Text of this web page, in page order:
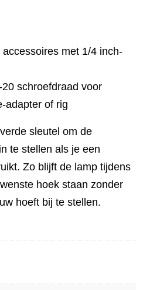
met 1/4 inch-
schroefdraad voor
adapter of rig
sleutel om de
te stellen als je een
Zo blijft de lamp tijdens
hoek staan zonder
hoeft bij te stellen.